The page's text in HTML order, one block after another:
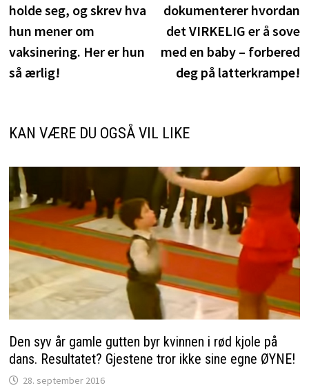
holde seg, og skrev hva
hun mener om
vaksinering. Her er hun
så ærlig!
dokumenterer hvordan
det VIRKELIG er å sove
med en baby – forbered
deg på latterkrampe!
KAN VÆRE DU OGSÅ VIL LIKE
Den syv år gamle gutten byr kvinnen i rød kjole på
dans. Resultatet? Gjestene tror ikke sine egne ØYNE!
28. september 2016